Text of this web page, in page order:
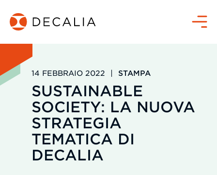
contenuto
Menù
14 FEBBRAIO 2022 | STAMPA
SUSTAINABLE
SOCIETY: LA NUOVA
STRATEGIA
TEMATICA DI
DECALIA